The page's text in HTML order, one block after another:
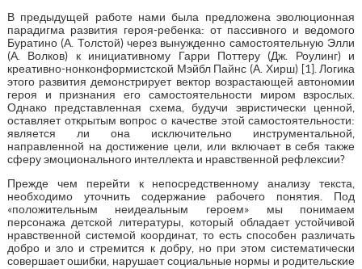
В предыдущей работе нами была предложена эволюционная
парадигма развития героя-ребенка: от пассивного и ведомого
Буратино (А. Толстой) через вынужденно самостоятельную Элли
(А. Волков) к инициативному Гарри Поттеру (Дж. Роулинг) и
креативно-нонконформистской Мэйбл Пайнс (А. Хирш) [1]. Логика
этого развития демонстрирует вектор возрастающей автономии
героя и признания его самостоятельности миром взрослых.
Однако представленная схема, будучи эвристически ценной,
оставляет открытым вопрос о качестве этой самостоятельности:
является ли она исключительно инструментальной,
направленной на достижение цели, или включает в себя также
сферу эмоционального интеллекта и нравственной рефлексии?
Прежде чем перейти к непосредственному анализу текста,
необходимо уточнить содержание рабочего понятия. Под
«положительным неидеальным героем» мы понимаем
персонажа детской литературы, который обладает устойчивой
нравственной системой координат, то есть способен различать
добро и зло и стремится к добру, но при этом систематически
совершает ошибки, нарушает социальные нормы и родительские